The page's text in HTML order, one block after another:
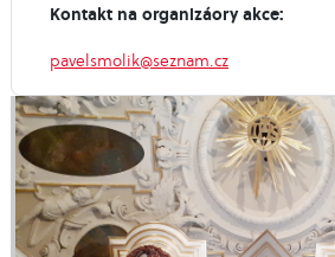
Kontakt na organizáory akce:
pavelsmolik@seznam.cz